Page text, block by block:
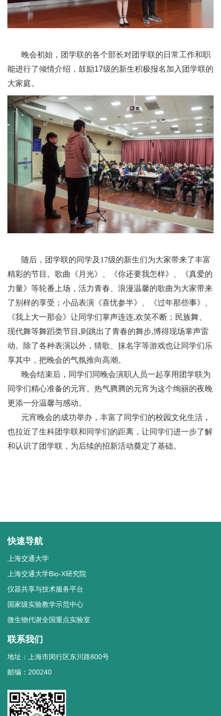
晚会初始，团学联的各个部长对团学联的日常工作和职
能进行了倾情介绍，鼓励17级的新生积极报名加入团学联的
大家庭。
随后，团学联的同学及17级的新生们为大家带来了丰富
精彩的节目。歌曲《月光》、《你还要我怎样》、《真爱的
力量》等轮番上场，活力青春、浪漫温馨的歌曲为大家带来
了别样的享受；小品表演《喜忧参半》、《过年那些事》、
《我上大一那会》让同学们掌声连连,欢笑不断；民族舞、
现代舞等舞蹈类节目,则跳出了青春的舞步,博得现场掌声雷
动。除了各种表演以外，猜歌、抹名字等游戏也让同学们乐
享其中，把晚会的气氛推向高潮。
晚会结束后，同学们同晚会演职人员一起享用团学联为
同学们精心准备的元宵。热气腾腾的元宵为这个绚丽的夜晚
更添一分温馨与感动。
元宵晚会的成功举办，丰富了同学们的校园文化生活，
也拉近了生科团学联和同学们的距离，让同学们进一步了解
和认识了团学联，为后续的招新活动奠定了基础。
快速导航
上海交通大学
上海交通大学Bio-X研究院
仪器共享与技术服务平台
国家级实验教学示范中心
微生物代谢全国重点实验室
联系我们
地址：上海市闵行区东川路800号
邮编：200240